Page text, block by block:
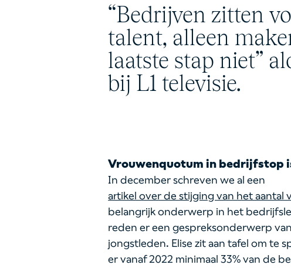
“Bedrijven zitten
talent, alleen
laatste stap niet”
bij L1 televisie.
Vrouwenquotum in bedrijfstop
In december schreven we al een
artikel over de stijging van het aantal
belangrijk onderwerp in het
reden er een gespreksonderwerp
jongstleden. Elise zit aan tafel om te
er vanaf 2022 minimaal 33% van de